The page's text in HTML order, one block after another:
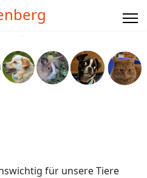
für unsere Tiere